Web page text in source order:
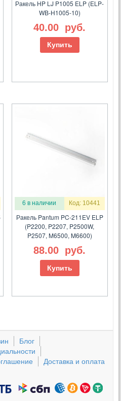
Ракель HP LJ P1005 ELP (ELP-
WB-H1005-10)
40.00 руб.
Купить
6 в наличии Код: 10441
Ракель Pantum PC-211EV ELP
(P2200, P2207, P2500W,
P2507, M6500, M6600)
88.00 руб.
Купить
Блог
Доставка и оплата